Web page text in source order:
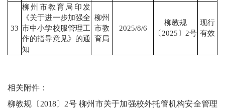
33
柳州市教育局印发
《关于进一步加强全
市中小学校服管理工
作的指导意见》的通
知
柳州
市教
育局
2025/8/6
柳教规
〔2025〕2号
现行
有效
相关附件：
柳教规〔2018〕2号 柳州市关于加强校外托管机构安全管理